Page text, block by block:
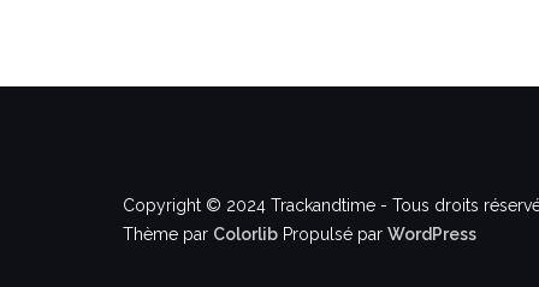
Copyright © 2024 Trackandtime - Tous droits
Thème par Colorlib Propulsé par WordPress